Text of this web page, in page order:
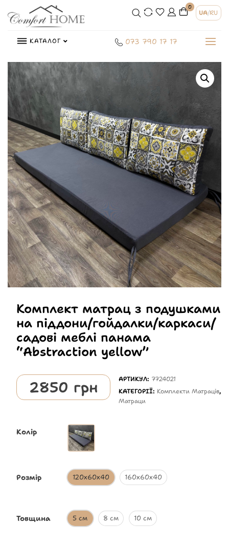
0
UA/RU
КАТАЛОГ 073 790 17 17
Комплект матрац з подушками
на піддони/гойдалки/каркаси/
садові меблі панама
“Abstraction yellow”
2850 грн АРТИКУЛ: 7724021
КАТЕГОРІЇ: Комплекти Матраців,
Матраци
Колір
Розмір 120х60х40 160х60х40
Товщина 5 см 8 см 10 см